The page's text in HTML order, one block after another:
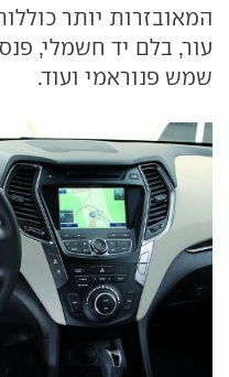
המאובזרות יותר
עור, בלם יד חשמלי,
שמש פנוראמי ועוד.